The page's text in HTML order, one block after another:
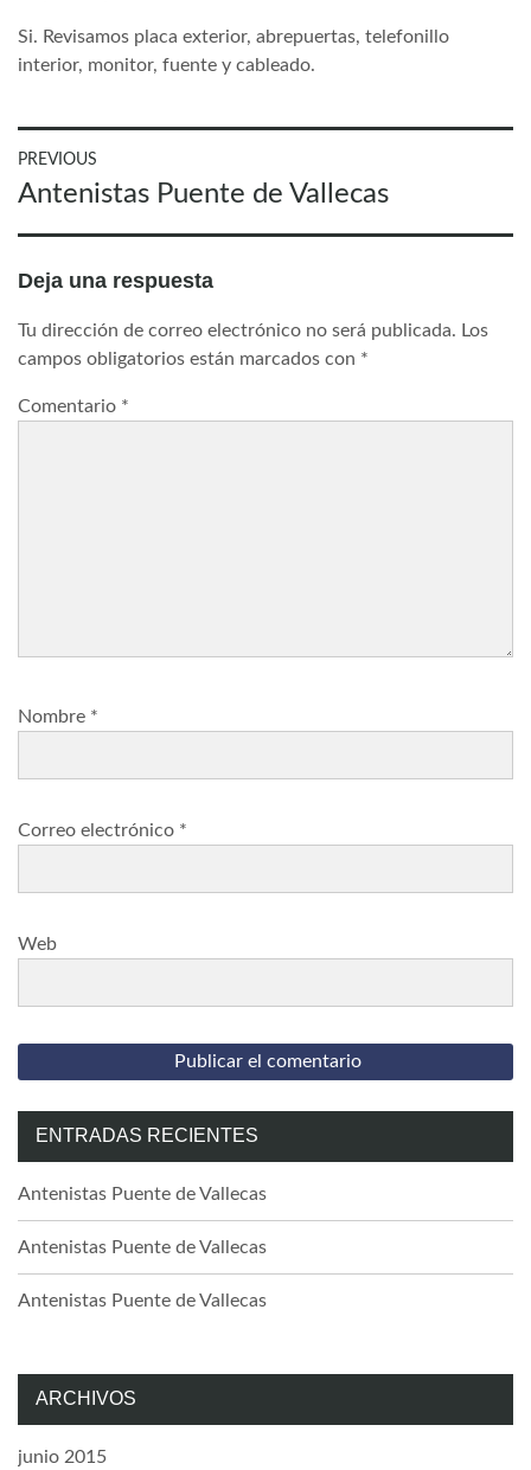
Si. Revisamos placa exterior, abrepuertas, telefonillo
interior, monitor, fuente y cableado.
Navegación
de
PREVIOUS
Previous
post:
Antenistas Puente de Vallecas
Deja una respuesta
Tu dirección de correo electrónico no será publicada. Los
campos obligatorios están marcados con *
Comentario *
Nombre *
Correo electrónico *
Web
ENTRADAS RECIENTES
Antenistas Puente de Vallecas
Antenistas Puente de Vallecas
Antenistas Puente de Vallecas
ARCHIVOS
junio 2015